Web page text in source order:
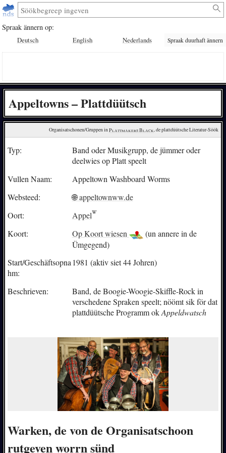
Spraak ännern op:
Deutsch English Nederlands Spraak duurhaft ännern
Appeltowns – Plattdüütsch
Organisatschonen/Gruppen in Plattmakers Black, de plattdüütsche Literatur-Söök
Typ:
Band oder Musikgrupp, de jümmer oder
deelwies op Platt speelt
Vullen Naam:
Appeltown Washboard Worms
Websteed:
🌐 appeltownww.de
Oort:
Appel
Koort:
Op Koort wiesen
(un annere in de
Ümgegend)
Start/Geschäftsopna
hm:
1981 (aktiv siet 44 Johren)
Beschrieven:
Band, de Boogie-Woogie-Skiffle-Rock in
verschedene Spraken speelt; nöömt sik för dat
plattdüütsche Programm okAppeldwatsch
Warken, de von de Organisatschoon
rutgeven worrn sünd